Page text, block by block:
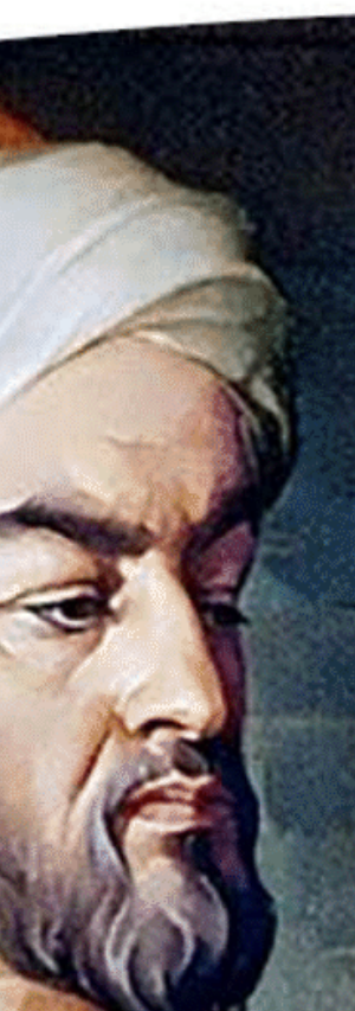
научно-
медицинский
журнал